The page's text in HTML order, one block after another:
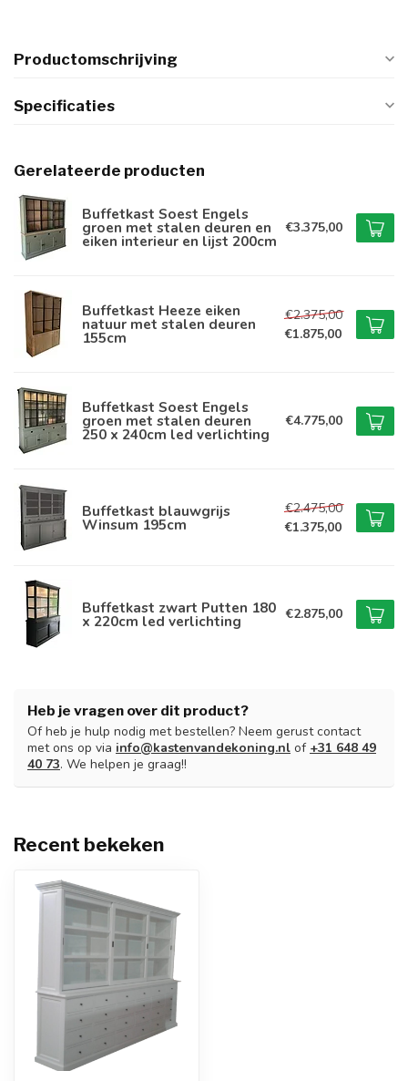
Productomschrijving
Specificaties
Gerelateerde producten
Buffetkast Soest Engels
groen met stalen deuren en
eiken interieur en lijst 200cm
€3.375,00
Buffetkast Heeze eiken
natuur met stalen deuren
155cm
€2.375,00
€1.875,00
Buffetkast Soest Engels
groen met stalen deuren
250 x 240cm led verlichting
€4.775,00
Buffetkast blauwgrijs
Winsum 195cm
€2.475,00
€1.375,00
Buffetkast zwart Putten 180
x 220cm led verlichting €2.875,00
Heb je vragen over dit product?
Of heb je hulp nodig met bestellen? Neem gerust contact
met ons op via info@kastenvandekoning.nl of +31 648 49
40 73. We helpen je graag!!
Recent bekeken